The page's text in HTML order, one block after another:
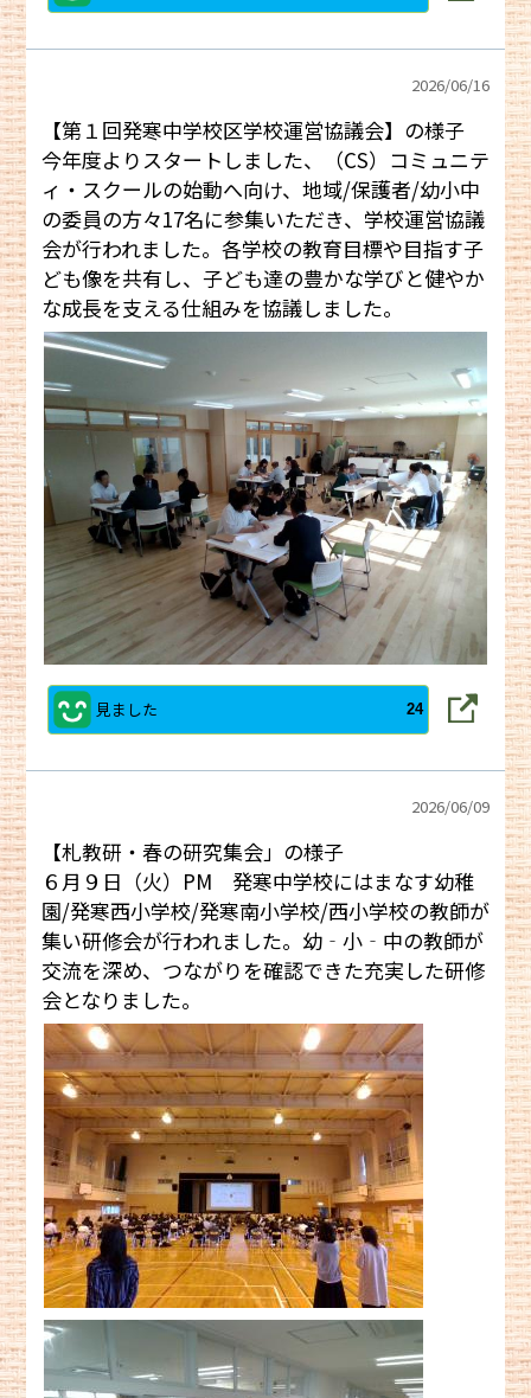
2026/06/16
【第１回発寒中学校区学校運営協議会】の様子
今年度よりスタートしました、（CS）コミュニテ
ィ・スクールの始動へ向け、地域/保護者/幼小中
の委員の方々17名に参集いただき、学校運営協議
会が行われました。各学校の教育目標や目指す子
ども像を共有し、子ども達の豊かな学びと健やか
な成長を支える仕組みを協議しました。
見ました 24
2026/06/09
【札教研・春の研究集会」の様子
６月９日（火）PM 発寒中学校にはまなす幼稚
園/発寒西小学校/発寒南小学校/西小学校の教師が
集い研修会が行われました。幼‐小‐中の教師が
交流を深め、つながりを確認できた充実した研修
会となりました。